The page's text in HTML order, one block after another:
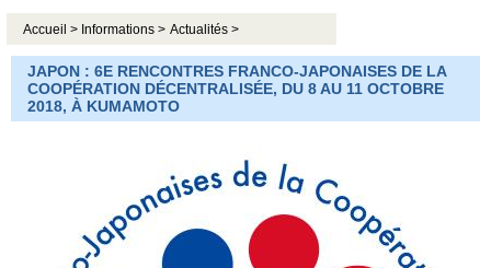
Accueil > Informations > Actualités >
JAPON : 6E RENCONTRES FRANCO-JAPONAISES DE LA
COOPÉRATION DÉCENTRALISÉE, DU 8 AU 11 OCTOBRE
2018, À KUMAMOTO